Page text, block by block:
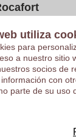
en 100 piezas
colores
mi precio
utiliza
para
a nuestro sitio
socios de
con
parte de su uso